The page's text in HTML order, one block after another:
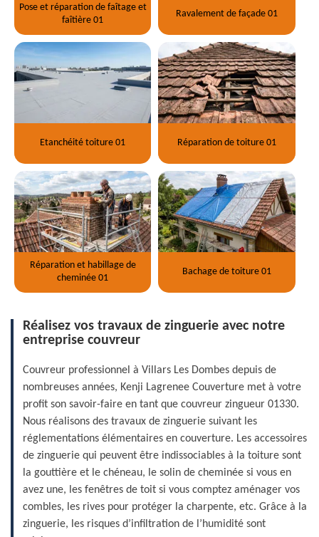
Pose et réparation de faîtage et
faîtière 01
Ravalement de façade 01
Etanchéité toiture 01 Réparation de toiture 01
Réparation et habillage de
cheminée 01
Bachage de toiture 01
Réalisez vos travaux de zinguerie avec notre
entreprise couvreur
Couvreur professionnel à Villars Les Dombes depuis de
nombreuses années, Kenji Lagrenee Couverture met à votre
profit son savoir-faire en tant que couvreur zingueur 01330.
Nous réalisons des travaux de zinguerie suivant les
réglementations élémentaires en couverture. Les accessoires
de zinguerie qui peuvent être indissociables à la toiture sont
la gouttière et le chéneau, le solin de cheminée si vous en
avez une, les fenêtres de toit si vous comptez aménager vos
combles, les rives pour protéger la charpente, etc. Grâce à la
zinguerie, les risques d’infiltration de l’humidité sont